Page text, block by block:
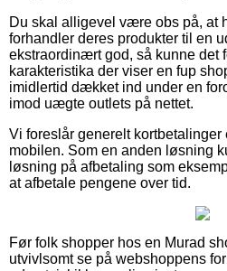
Du skal alligevel være obs på, at
forhandler deres produkter til en
ekstraordinært god, så kunne det
karakteristika der viser en fup
imidlertid dækket ind under en
imod uægte outlets på nettet.
Vi foreslår generelt kortbetalinger
mobilen. Som en anden løsning
løsning på afbetaling som
at afbetale pengene over tid.
Før folk shopper hos en Murad
utvivlsomt se på webshoppens